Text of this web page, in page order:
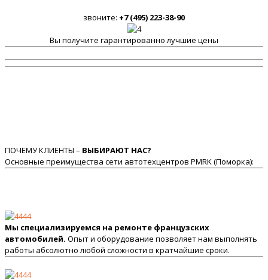
звоните: +7 (495) 223-38-90
Вы получите гарантированно лучшие цены
ПОЧЕМУ КЛИЕНТЫ – ВЫБИРАЮТ НАС?
Основные преимущества сети автотехцентров PMRK (Поморка):
Мы специализируемся на ремонте французских
автомобилей. Опыт и оборудование позволяет нам выполнять
работы абсолютно любой сложности в кратчайшие сроки.